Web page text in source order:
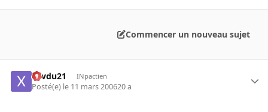
Commencer un nouveau sujet
xavdu21 INpactien
Posté(e) le 11 mars 200620 a